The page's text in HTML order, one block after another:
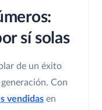
sí solas
de un éxito
Con
vendidas en